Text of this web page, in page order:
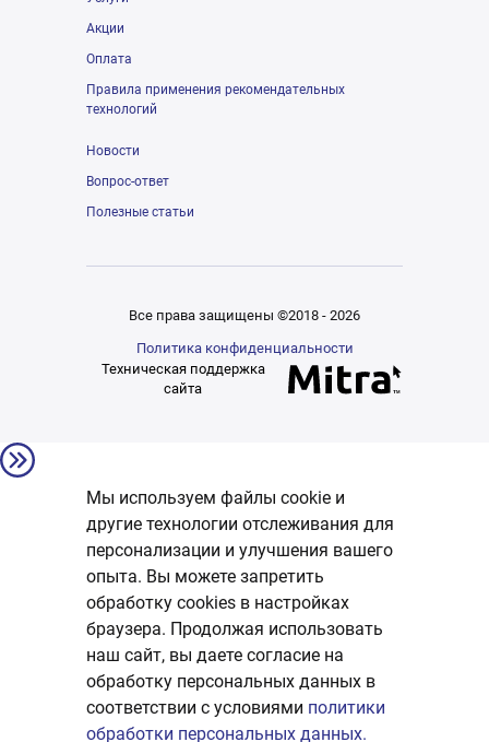
Акции
Оплата
Правила применения рекомендательных
технологий
Новости
Вопрос-ответ
Полезные статьи
Все права защищены ©2018 - 2026
Политика конфиденциальности
Техническая поддержка
сайта
Мы используем файлы cookie и
другие технологии отслеживания для
персонализации и улучшения вашего
опыта. Вы можете запретить
обработку сookies в настройках
браузера. Продолжая использовать
наш сайт, вы даете согласие на
обработку персональных данных в
соответствии с условиями политики
обработки персональных данных.